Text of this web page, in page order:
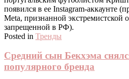
появился в ее Instagram-аккаунте
Meta, признанной экстремистской
запрещенной в РФ).
Posted in Тренды
Средний сын Бекхэма
популярного бренда